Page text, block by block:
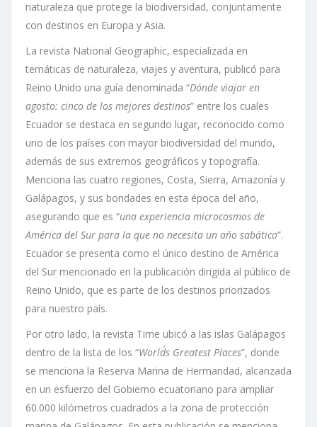
naturaleza que protege la biodiversidad, conjuntamente
con destinos en Europa y Asia.
La revista National Geographic, especializada en
temáticas de naturaleza, viajes y aventura, publicó para
Reino Unido una guía denominada “Dónde viajar en
agosto: cinco de los mejores destinos” entre los cuales
Ecuador se destaca en segundo lugar, reconocido como
uno de los países con mayor biodiversidad del mundo,
además de sus extremos geográficos y topografía.
Menciona las cuatro regiones, Costa, Sierra, Amazonía y
Galápagos, y sus bondades en esta época del año,
asegurando que es “una experiencia microcosmos de
América del Sur para la que no necesita un año sabático”.
Ecuador se presenta como el único destino de América
del Sur mencionado en la publicación dirigida al público de
Reino Unido, que es parte de los destinos priorizados
para nuestro país.
Por otro lado, la revista Time ubicó a las islas Galápagos
dentro de la lista de los “World´s Greatest Places”, donde
se menciona la Reserva Marina de Hermandad, alcanzada
en un esfuerzo del Gobierno ecuatoriano para ampliar
60.000 kilómetros cuadrados a la zona de protección